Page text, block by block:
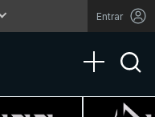
Entrar
Toggle